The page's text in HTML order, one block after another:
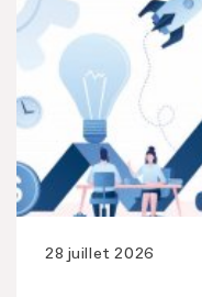
28 juillet 2026